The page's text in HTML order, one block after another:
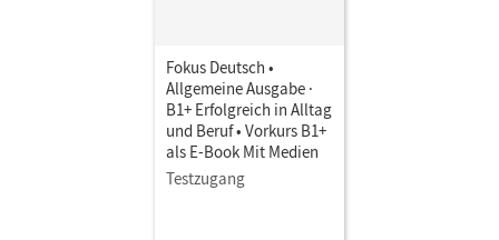
Fokus Deutsch •
Allgemeine Ausgabe ·
B1+ Erfolgreich in Alltag
und Beruf • Vorkurs B1+
als E-Book Mit Medien
Testzugang